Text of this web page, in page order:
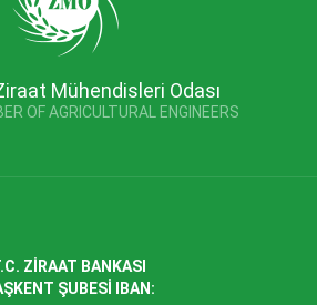
Mühendisleri Odası
OF AGRICULTURAL ENGINEERS
ZİRAAT BANKASI
ŞUBESİ IBAN: